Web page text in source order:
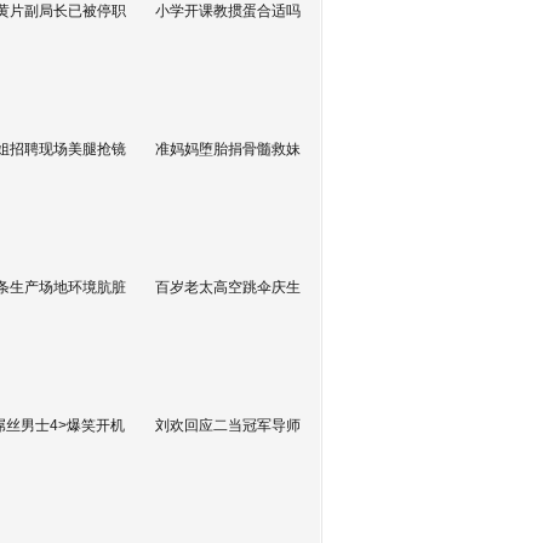
片副局长已被停职 小学开课教掼蛋合适吗
招聘现场美腿抢镜 准妈妈堕胎捐骨髓救妹
生产场地环境肮脏 百岁老太高空跳伞庆生
丝男士4>爆笑开机 刘欢回应二当冠军导师